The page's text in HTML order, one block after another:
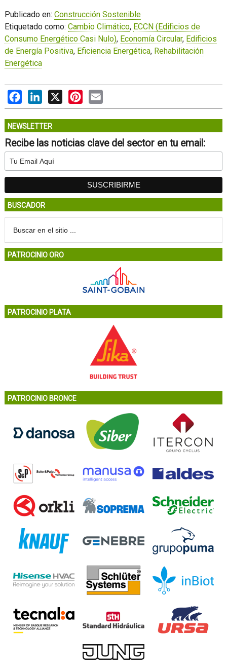
Publicado en: Construcción Sostenible
Etiquetado como: Cambio Climático, ECCN (Edificios de
Consumo Energético Casi Nulo), Economía Circular, Edificios
de Energía Positiva, Eficiencia Energética, Rehabilitación
Energética
FacebookLinkedIn Pinterest
NEWSLETTER
Recibe las noticias clave del sector en tu email:
BUSCADOR
PATROCINIO ORO
PATROCINIO PLATA
PATROCINIO BRONCE